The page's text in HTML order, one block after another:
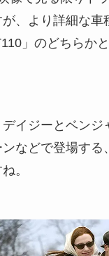
、より詳細な車
」のどちらか
イジーとベンジ
ンなどで登場する
。